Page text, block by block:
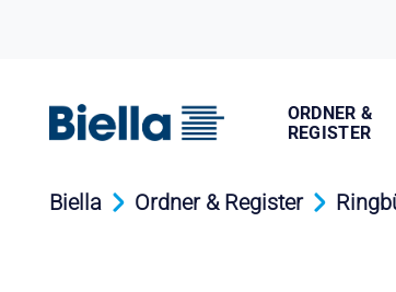
ORDNER &
REGISTER
Biella Ordner & Register